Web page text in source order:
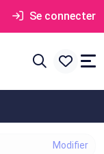
Se connecter